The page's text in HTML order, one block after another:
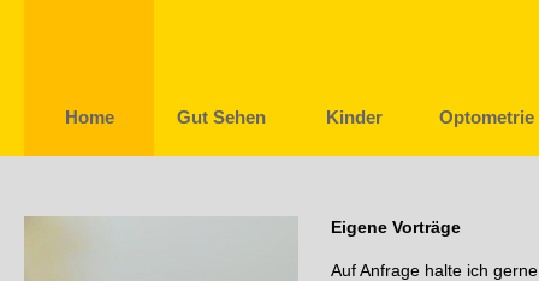
Home Gut Sehen Kinder Optometrie
Eigene Vorträge
Auf Anfrage halte ich